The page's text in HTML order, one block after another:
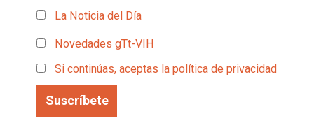
La Noticia del Día
Novedades gTt-VIH
Si continúas, aceptas la política de privacidad